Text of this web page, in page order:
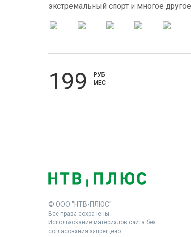
экстремальный спорт и многое другое
199
РУБ
МЕС
© ООО "НТВ-ПЛЮС"
Все права сохранены.
Использование материалов сайта без
согласования запрещено.